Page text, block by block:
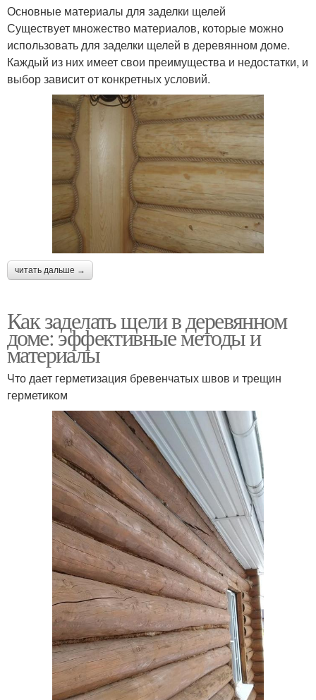
Основные материалы для заделки щелей
Существует множество материалов, которые можно
использовать для заделки щелей в деревянном доме.
Каждый из них имеет свои преимущества и недостатки, и
выбор зависит от конкретных условий.
читать дальше →
Как заделать щели в деревянном
доме: эффективные методы и
материалы
Что дает герметизация бревенчатых швов и трещин
герметиком